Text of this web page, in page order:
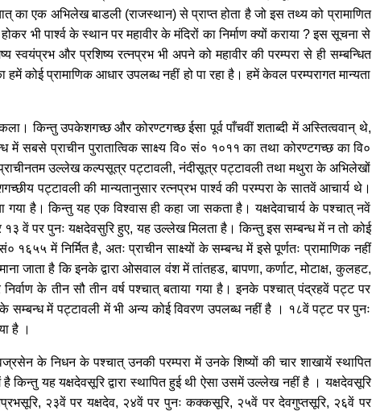
का एक अभिलेख बाडली (राजस्थान) से प्राप्त होता है जो इस तथ्य को प्रामाणित
भी पार्श्व के स्थान पर महावीर के मंदिरों का निर्माण क्यों कराया ? इस सूचना से
और प्रशिष्य रत्नप्रभ भी अपने को महावीर की परम्परा से ही सम्बन्धित
कोई प्रामाणिक आधार उपलब्ध नहीं हो पा रहा है। हमें केवल परम्परागत मान्यता
किन्तु उपकेशगच्छ और कोरण्टगच्छ ईसा पूर्व पाँचवीं शताब्दी में अस्तित्ववान् थे,
में सबसे प्राचीन पुरातात्विक साक्ष्य वि० सं० १०११ का तथा कोरण्टगच्छ का वि०
उल्लेख कल्पसूत्र पट्टावली, नंदीसूत्र पट्टावली तथा मथुरा के अभिलेखों
पट्टावली की मान्यतानुसार रत्नप्रभ पार्श्व की परम्परा के सातवें आचार्य थे।
है। किन्तु यह एक विश्वास ही कहा जा सकता है। यक्षदेवाचार्य के पश्चात् नवें
वें पर पुनः यक्षदेवसुरि हुए, यह उल्लेख मिलता है। किन्तु इस सम्बन्ध में न तो कोई
में निर्मित है, अतः प्राचीन साक्ष्यों के सम्बन्ध में इसे पूर्णतः प्रामाणिक नहीं
जाता है कि इनके द्वारा ओसवाल वंश में तांतहड, बापणा, कर्णाट, मोटाक्ष, कुलहट,
के तीन सौ तीन वर्ष पश्चात् बताया गया है। इनके पश्चात् पंद्रहवें पट्ट पर
में पट्टावली में भी अन्य कोई विवरण उपलब्ध नहीं है । १८वें पट्ट पर पुनः
है ।
वज्रसेन के निधन के पश्चात् उनकी परम्परा में उनके शिष्यों की चार शाखायें स्थापित
यह यक्षदेवसूरि द्वारा स्थापित हुई थी ऐसा उसमें उल्लेख नहीं है । यक्षदेवसूरि
२३वें पर यक्षदेव, २४वें पर पुनः कक्कसूरि, २५वें पर देवगुप्तसूरि, २६वें पर